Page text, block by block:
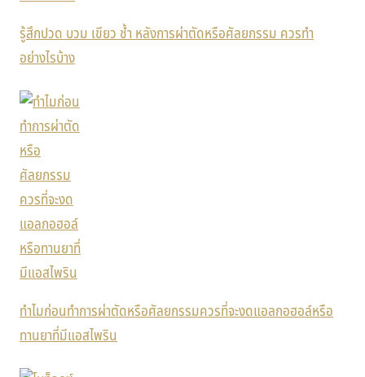
รู้สึกปวด บวม เขียว ช้ำ หลังการผ่าตัดหรือศัลยกรรม ควรทำ
อย่างไรบ้าง
ทำไมก่อนทำการผ่าตัดหรือศัลยกรรมควรที่จะงดแอลกอฮอล์หรือ
ทานยาที่มีแอสไพริน